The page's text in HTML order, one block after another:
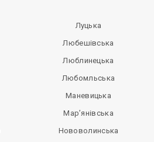
Луцька
Любешівська
Люблинецька
Любомльська
Маневицька
Мар’янівська
Нововолинська